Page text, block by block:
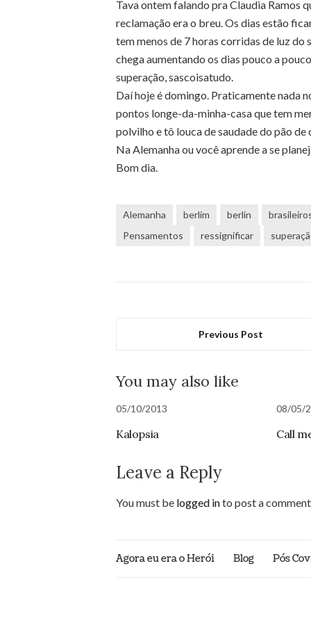
Tava ontem falando pra Claudia Ramos
reclamação era o breu. Os dias estão
tem menos de 7 horas corridas de luz do
chega aumentando os dias pouco a
superação, sascoisatudo.
Daí hoje é domingo. Praticamente nada
pontos longe-da-minha-casa que tem
polvilho e tô louca de saudade do pão de
Na Alemanha ou você aprende a se
Bom dia.
Alemanha berlim berlin
Pensamentos
ressignificar
Previous Post
You may also like
05/10/2013
Kalopsia
08/05/
Call
Leave a Reply
You must be logged into post a
Agora eu era o Herói Blog Pós